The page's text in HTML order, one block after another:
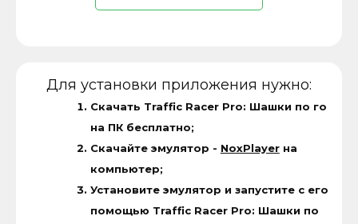
Для установки приложения нужно:
Скачать Traffic Racer Pro: Шашки по го
на ПК бесплатно;
Скачайте эмулятор - NoxPlayerна
компьютер;
Установите эмулятор и запустите с его
помощью Traffic Racer Pro: Шашки по